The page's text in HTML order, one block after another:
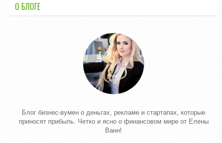
О БЛОГЕ
Блог бизнес-вумен о деньгах, рекламе и стартапах, которые
приносят прибыль. Четко и ясно о финансовом мире от Елены
Ванн!